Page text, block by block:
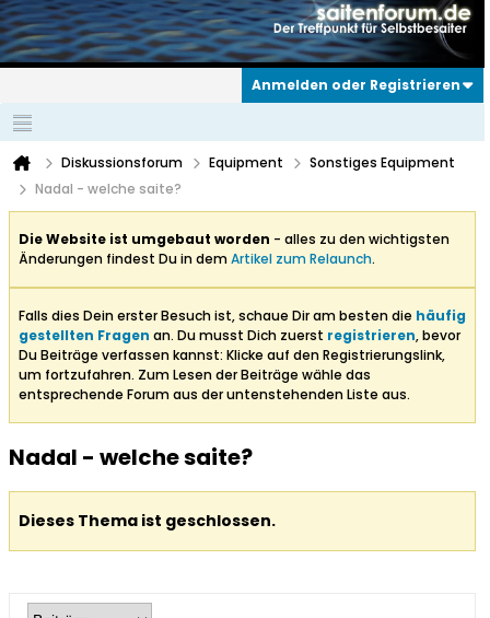
Anmelden oder Registrieren
Diskussionsforum Equipment
Sonstiges Equipment
Nadal - welche saite?
Die Website ist umgebaut worden - alles zu den wichtigsten
Änderungen findest Du in demArtikel zum Relaunch.
Falls dies Dein erster Besuch ist, schaue Dir am besten die häufig
gestellten Fragen an. Du musst Dich zuerst registrieren, bevor
Du Beiträge verfassen kannst: Klicke auf den Registrierungslink,
um fortzufahren. Zum Lesen der Beiträge wähle das
entsprechende Forum aus der untenstehenden Liste aus.
Nadal - welche saite?
Dieses Thema ist geschlossen.